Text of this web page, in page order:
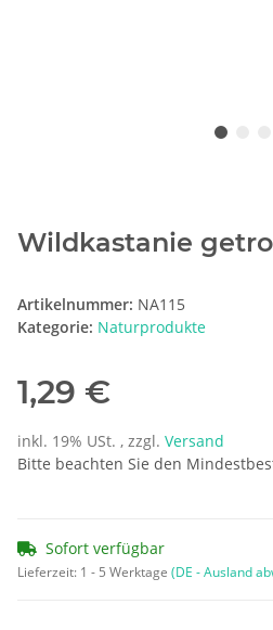
Wildkastanie
Artikelnummer: NA115
Kategorie: Naturprodukte
1,29 €
inkl. 19% USt. , zzgl. Versand
Bitte beachten Sie den
Sofort verfügbar
Lieferzeit: 1 - 5 Werktage (DE - Ausland